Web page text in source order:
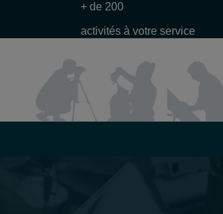
+ de 200
activités à votre service